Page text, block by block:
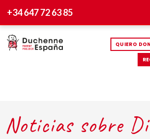
+34 647 72 63 85
QUIERO
Noticias sobre